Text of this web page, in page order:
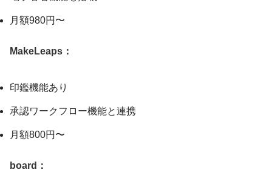
月額980円〜
MakeLeaps：
印鑑機能あり
承認ワークフロー機能と連携
月額800円〜
board：